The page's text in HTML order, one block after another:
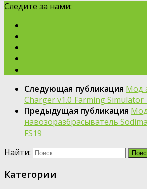
Следите за нами:
Следующая публикация Мод
Charger v1.0 Farming Simulator
Предыдущая публикация
навозоразбрасыватель
FS19
Найти:
Категории